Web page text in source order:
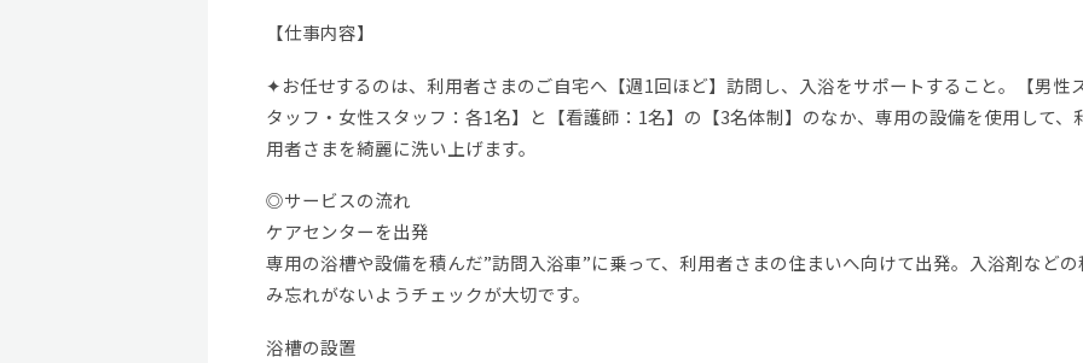
【仕事内容】
✦お任せするのは、利用者さまのご自宅へ【週1回ほど】訪問し、入浴をサポートすること。【男性
タッフ・女性スタッフ：各1名】と【看護師：1名】の【3名体制】のなか、専用の設備を使用して、
用者さまを綺麗に洗い上げます。
◎サービスの流れ
ケアセンターを出発
専用の浴槽や設備を積んだ”訪問入浴車”に乗って、利用者さまの住まいへ向けて出発。入浴剤などの
み忘れがないようチェックが大切です。
浴槽の設置